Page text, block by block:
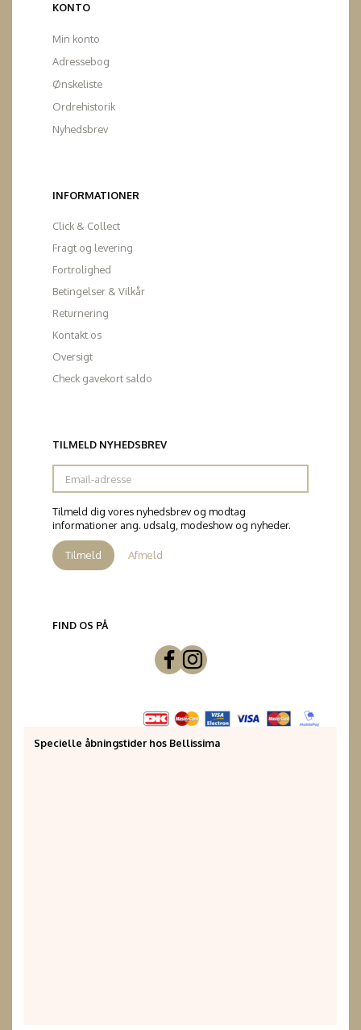
KONTO
Min konto
Adressebog
Ønskeliste
Ordrehistorik
Nyhedsbrev
INFORMATIONER
Click & Collect
Fragt og levering
Fortrolighed
Betingelser & Vilkår
Returnering
Kontakt os
Oversigt
Check gavekort saldo
TILMELD NYHEDSBREV
Email-
adresse
Tilmeld dig vores nyhedsbrev og modtag
informationer ang. udsalg, modeshow og nyheder.
Tilmeld Afmeld
FIND OS PÅ
Specielle åbningstider hos Bellissima